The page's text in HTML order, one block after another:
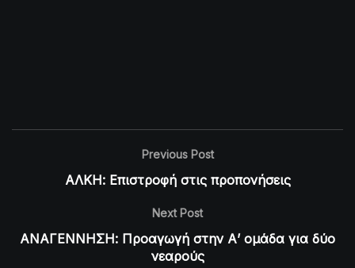
Previous Post
ΑΛΚΗ: Επιστροφή στις προπονήσεις
Next Post
ΑΝΑΓΕΝΝΗΣΗ: Προαγωγή στην Α’ ομάδα για δύο
νεαρούς